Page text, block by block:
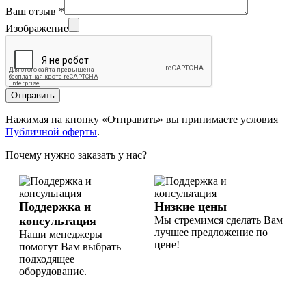
Ваш отзыв *
Изображение
Отправить
Нажимая на кнопку «Отправить» вы принимаете условия
Публичной оферты.
Почему нужно заказать у нас?
Поддержка и
консультация
Наши менеджеры
помогут Вам выбрать
подходящее
оборудование.
Низкие цены
Мы стремимся сделать Вам
лучшее предложение по
цене!